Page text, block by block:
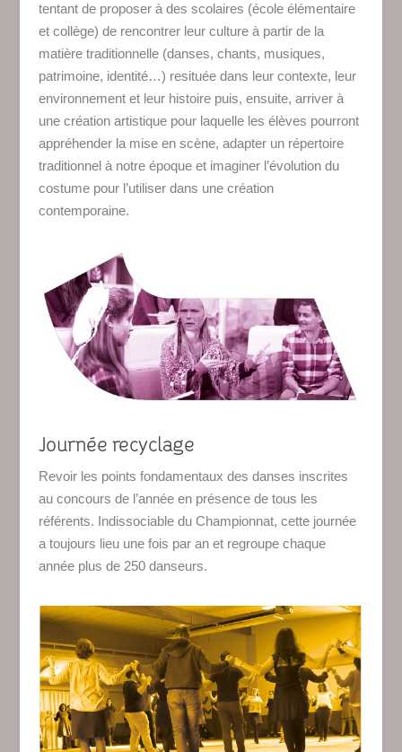
tentant de proposer à des scolaires (école élémentaire
et collège) de rencontrer leur culture à partir de la
matière traditionnelle (danses, chants, musiques,
patrimoine, identité…) resituée dans leur contexte, leur
environnement et leur histoire puis, ensuite, arriver à
une création artistique pour laquelle les élèves pourront
appréhender la mise en scène, adapter un répertoire
traditionnel à notre époque et imaginer l’évolution du
costume pour l’utiliser dans une création
contemporaine.
Journée recyclage
Revoir les points fondamentaux des danses inscrites
au concours de l’année en présence de tous les
référents. Indissociable du Championnat, cette journée
a toujours lieu une fois par an et regroupe chaque
année plus de 250 danseurs.